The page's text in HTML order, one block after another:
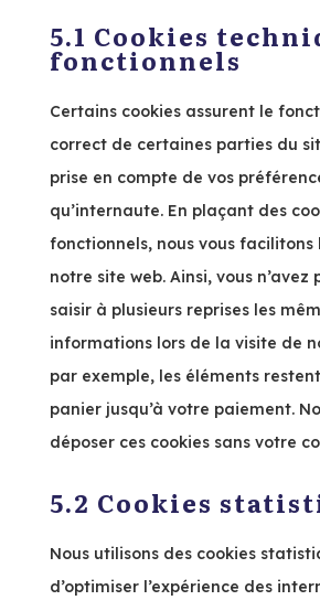
5.1 Cookies
fonctionnels
Certains cookies assurent le
correct de certaines parties du
prise en compte de vos
qu’internaute. En plaçant des
fonctionnels, nous vous facilitons
notre site web. Ainsi, vous n’avez
saisir à plusieurs reprises les
informations lors de la visite de
par exemple, les éléments
panier jusqu’à votre paiement.
déposer ces cookies sans votre
5.2 Cookies
Nous utilisons des cookies
d’optimiser l’expérience des